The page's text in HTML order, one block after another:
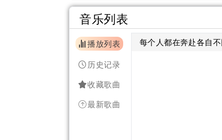
音乐列表
播放列表
历史记录
收藏歌曲
最新歌曲
每个人都在奔赴各自